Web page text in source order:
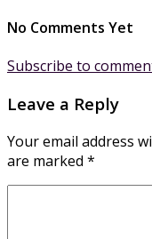
No Comments Yet
Subscribe to
Leave a Reply
Your email address
are marked *